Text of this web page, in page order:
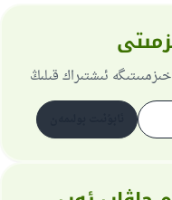
ئىشتىراك قىلىڭ